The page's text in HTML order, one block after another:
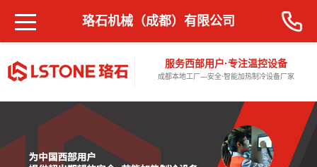
服务西部用户·专注温控设备
成都本地工厂—安全·智能加热制冷设备厂家
珞石机械（成都）有限公司